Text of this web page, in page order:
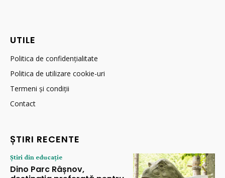
UTILE
Politica de confidențialitate
Politica de utilizare cookie-uri
Termeni și condiții
Contact
ȘTIRI RECENTE
Știri din educație
Dino Parc Râșnov,